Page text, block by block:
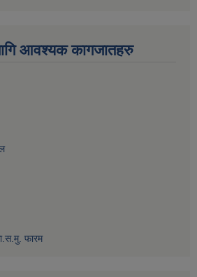
आवश्यक कागजातहरु
फारम